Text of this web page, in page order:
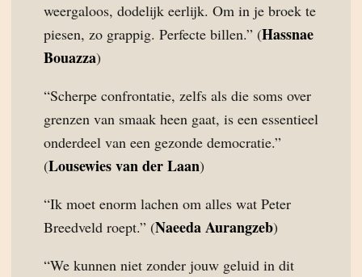
weergaloos, dodelijk eerlijk. Om in je broek te
piesen, zo grappig. Perfecte billen.” (Hassnae
Bouazza)
“Scherpe confrontatie, zelfs als die soms over
grenzen van smaak heen gaat, is een essentieel
onderdeel van een gezonde democratie.”
(Lousewies van der Laan)
“Ik moet enorm lachen om alles wat Peter
Breedveld roept.” (Naeeda Aurangzeb)
“We kunnen niet zonder jouw geluid in dit